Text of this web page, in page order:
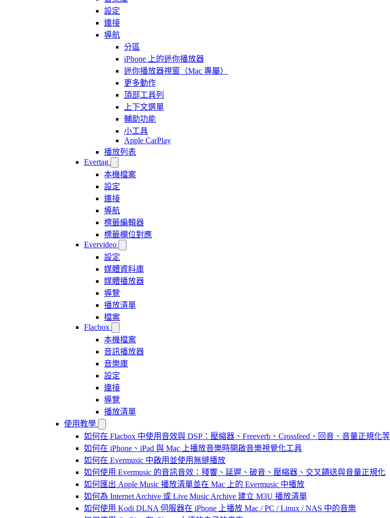
設定
連接
導航
分區
iPhone 上的迷你播放器
迷你播放器視窗（Mac 專屬）
更多動作
頂部工具列
上下文選單
輔助功能
小工具
Apple CarPlay
播放列表
Evertag
本機檔案
設定
連接
導航
標籤編輯器
標籤欄位對應
Evervideo
設定
媒體資料庫
媒體播放器
導覽
播放清單
檔案
Flacbox
本機檔案
音訊播放器
音樂庫
設定
連接
導覽
播放清單
使用教學
如何在 Flacbox 中使用音效與 DSP：壓縮器、Freeverb、Crossfeed、回音、音量正規化等
如何在 iPhone、iPad 與 Mac 上播放音樂時開啟音樂視覺化工具
如何在 Evermusic 中啟用並使用無縫播放
如何使用 Evermusic 的音訊音效：殘響、延遲、破音、壓縮器、交叉饋送與音量正規化
如何匯出 Apple Music 播放清單並在 Mac 上的 Evermusic 中播放
如何為 Internet Archive 或 Live Music Archive 建立 M3U 播放清單
如何使用 Kodi DLNA 伺服器在 iPhone 上播放 Mac / PC / Linux / NAS 中的音樂